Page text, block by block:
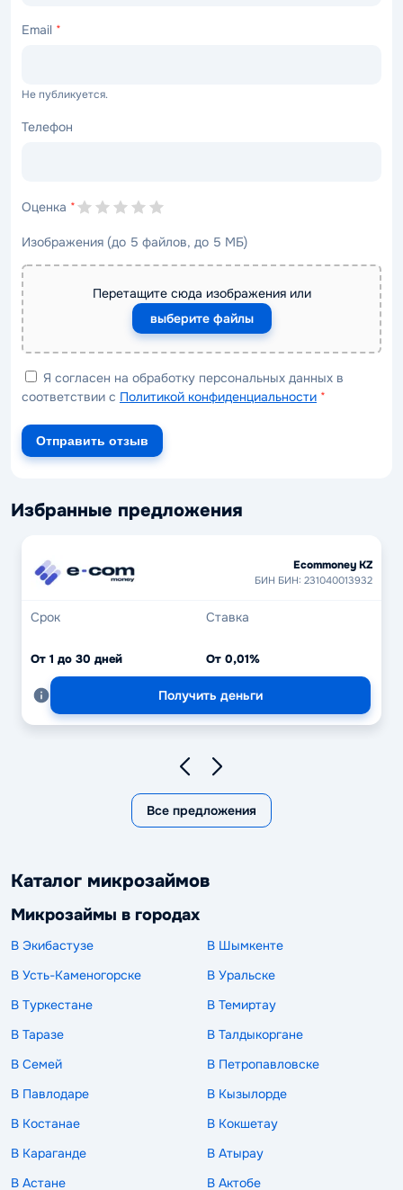
Email *
Не публикуется.
Телефон
Оценка *
Изображения (до 5 файлов, до 5 МБ)
Перетащите сюда изображения или
выберите файлы
Я согласен на обработку персональных данных в
соответствии с Политикой конфиденциальности *
Отправить отзыв
Избранные предложения
Ecommoney KZ
БИН БИН: 231040013932
Срок
От 1 до 30 дней
Ставка
От 0,01%
Получить деньги
Все предложения
Каталог микрозаймов
Микрозаймы в городах
В Экибастузе
В Шымкенте
В Усть-Каменогорске
В Уральске
В Туркестане
В Темиртау
В Таразе
В Талдыкоргане
В Семей
В Петропавловске
В Павлодаре
В Кызылорде
В Костанае
В Кокшетау
В Караганде
В Атырау
В Астане
В Актобе